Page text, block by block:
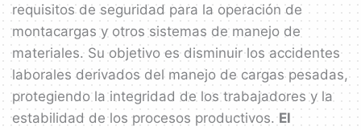
requisitos de seguridad para la operación de
montacargas y otros sistemas de manejo de
materiales. Su objetivo es disminuir los accidentes
laborales derivados del manejo de cargas pesadas,
protegiendo la integridad de los trabajadores y la
estabilidad de los procesos productivos. El